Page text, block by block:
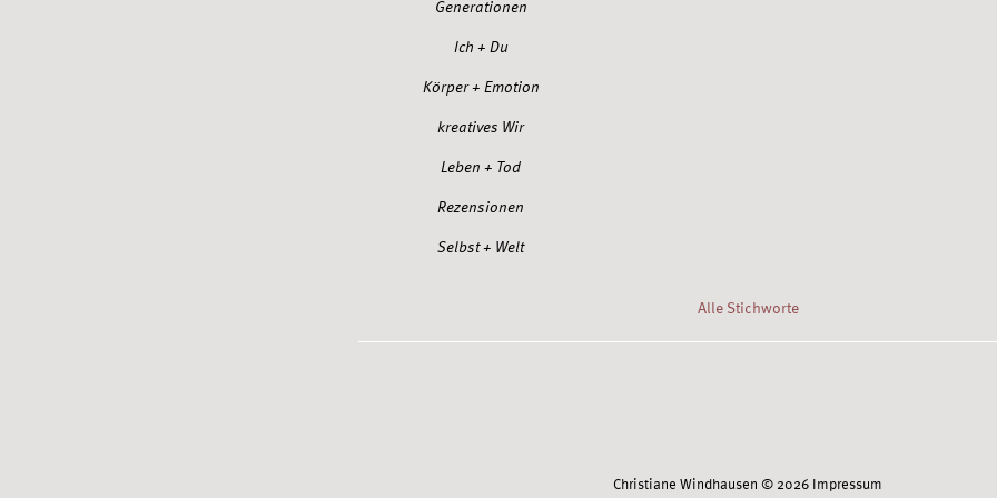
Generationen
Ich + Du
Körper + Emotion
kreatives Wir
Leben + Tod
Rezensionen
Selbst + Welt
Alle Stichworte
Christiane Windhausen © 2026 Impressum